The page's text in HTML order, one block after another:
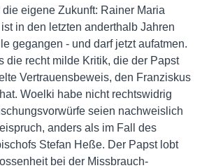
eigene Zukunft: Rainer Maria
in den letzten anderthalb Jahren
gegangen - und darf jetzt aufatmen.
die recht milde Kritik, die der Papst
Vertrauensbeweis, den Franziskus
Woelki habe nicht rechtswidrig
seien nachweislich
anders als im Fall des
Stefan Heße. Der Papst lobt
bei der Missbrauch-